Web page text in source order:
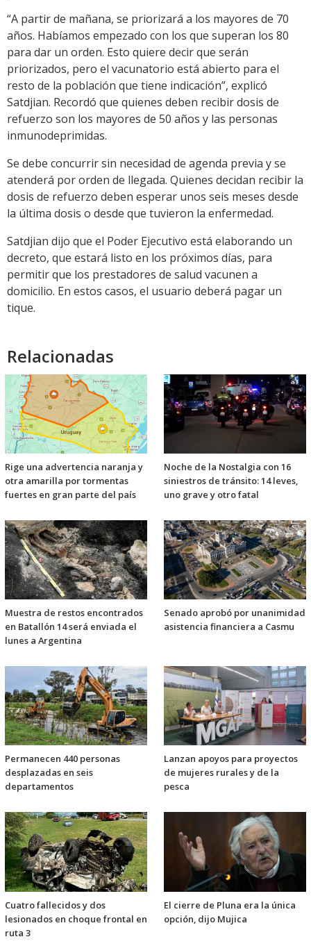
“A partir de mañana, se priorizará a los mayores de 70
años. Habíamos empezado con los que superan los 80
para dar un orden. Esto quiere decir que serán
priorizados, pero el vacunatorio está abierto para el
resto de la población que tiene indicación”, explicó
Satdjian. Recordó que quienes deben recibir dosis de
refuerzo son los mayores de 50 años y las personas
inmunodeprimidas.
Se debe concurrir sin necesidad de agenda previa y se
atenderá por orden de llegada. Quienes decidan recibir la
dosis de refuerzo deben esperar unos seis meses desde
la última dosis o desde que tuvieron la enfermedad.
Satdjian dijo que el Poder Ejecutivo está elaborando un
decreto, que estará listo en los próximos días, para
permitir que los prestadores de salud vacunen a
domicilio. En estos casos, el usuario deberá pagar un
tique.
Relacionadas
Rige una advertencia naranja y
otra amarilla por tormentas
fuertes en gran parte del país
Noche de la Nostalgia con 16
siniestros de tránsito: 14 leves,
uno grave y otro fatal
Muestra de restos encontrados
en Batallón 14 será enviada el
lunes a Argentina
Senado aprobó por unanimidad
asistencia financiera a Casmu
Permanecen 440 personas
desplazadas en seis
departamentos
Lanzan apoyos para proyectos
de mujeres rurales y de la
pesca
Cuatro fallecidos y dos
lesionados en choque frontal en
ruta 3
El cierre de Pluna era la única
opción, dijo Mujica